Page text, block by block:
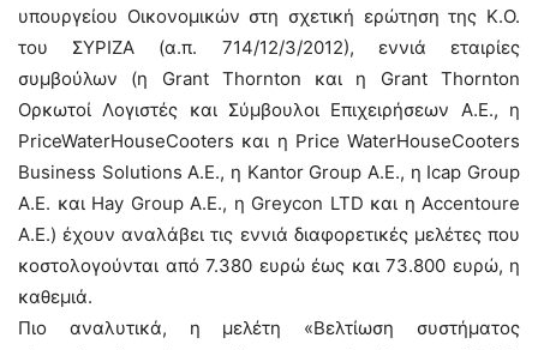
υπουργείου Οικονομικών στη σχετική ερώτηση της Κ.Ο.
του ΣΥΡΙΖΑ (α.π. 714/12/3/2012), εννιά εταιρίες
συμβούλων (η Grant Thornton και η Grant Thornton
Ορκωτοί Λογιστές και Σύμβουλοι Επιχειρήσεων Α.Ε., η
PriceWaterHouseCooters και η Price WaterHouseCooters
Business Solutions Α.Ε., η Kantor Group Α.Ε., η Icap Group
Α.Ε. και Hay Group Α.Ε., η Greycon LTD και η Accentoure
Α.Ε.) έχουν αναλάβει τις εννιά διαφορετικές μελέτες που
κοστολογούνται από 7.380 ευρώ έως και 73.800 ευρώ, η
καθεμιά.
Πιο αναλυτικά, η μελέτη «Βελτίωση συστήματος